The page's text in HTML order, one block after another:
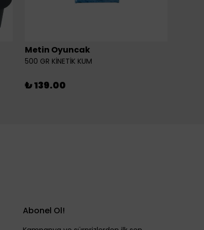
Metin Oyuncak
500 GR KİNETİK KUM
₺ 139.00
Abonel Ol!